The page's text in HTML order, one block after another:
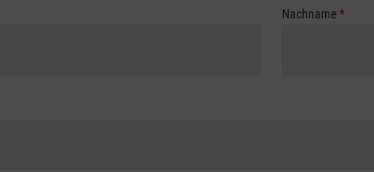
Nachname*